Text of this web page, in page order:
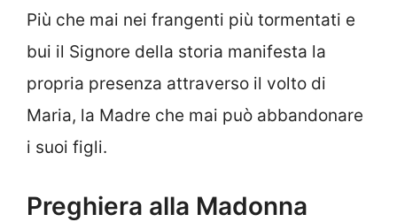
Più che mai nei frangenti più tormentati e
bui il Signore della storia manifesta la
propria presenza attraverso il volto di
Maria, la Madre che mai può abbandonare
i suoi figli.
Preghiera alla Madonna